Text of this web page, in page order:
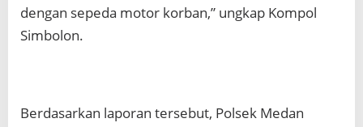
dengan sepeda motor korban,” ungkap Kompol
Simbolon.
Berdasarkan laporan tersebut, Polsek Medan